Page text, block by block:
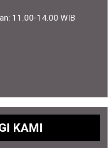
11.00-14.00 WIB
KAMI